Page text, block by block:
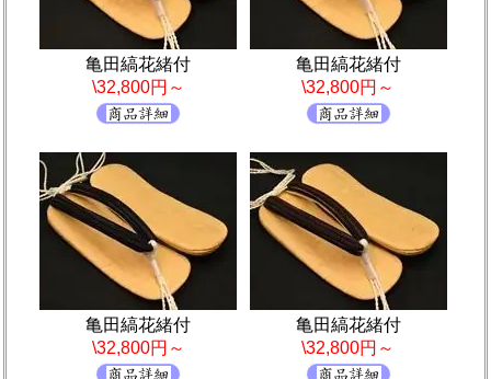
亀田縞花緒付
\32,800円～
亀田縞花緒付
\32,800円～
亀田縞花緒付
\32,800円～
亀田縞花緒付
\32,800円～